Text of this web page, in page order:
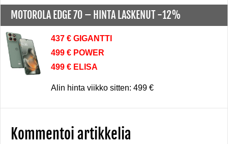
MOTOROLA EDGE 70 – HINTA LASKENUT -12%
437 € GIGANTTI
499 € POWER
499 € ELISA
Alin hinta viikko sitten: 499 €
Kommentoi artikkelia